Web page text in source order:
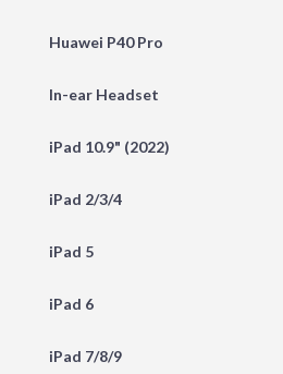
Huawei P40 Pro
In-ear Headset
iPad 10.9" (2022)
iPad 2/3/4
iPad 5
iPad 6
iPad 7/8/9